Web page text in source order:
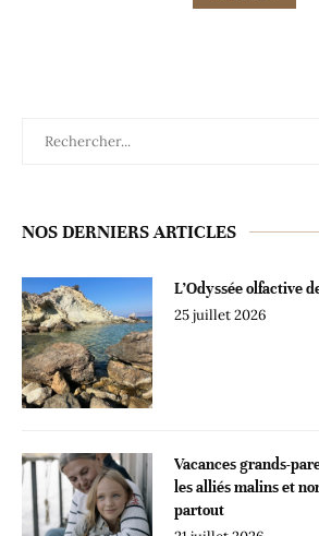
NOS DERNIERS ARTICLES
L’Odyssée olfactive
25 juillet 2026
Vacances grands-
les alliés malins et
partout